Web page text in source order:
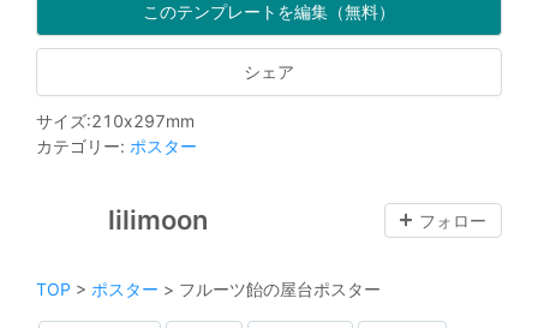
このテンプレートを編集（無料）
シェア
サイズ:210x297mm
カテゴリー: ポスター
lilimoon フォロー
TOP > ポスター > フルーツ飴の屋台ポスター